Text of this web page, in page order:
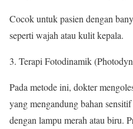
Cocok untuk pasien dengan
seperti wajah atau kulit kepala.
Terapi Fotodinamik
Pada metode ini, dokter
yang mengandung bahan
dengan lampu merah atau biru.